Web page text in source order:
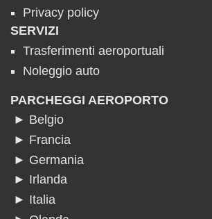
Privacy policy
SERVIZI
Trasferimenti aeroportuali
Noleggio auto
PARCHEGGI AEROPORTO
► Belgio
► Francia
► Germania
► Irlanda
► Italia